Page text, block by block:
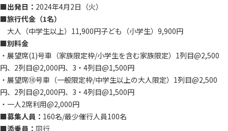
■出発日： 2024年4月2日（火）
■旅行代金（1名）
大人（中学生以上）11,900円子ども（小学生）9,900円
■別料金
・展望席(1)号車（家族限定枠/小学生を含む家族限定）1列目@2,500
円、2列目@2,000円、3・4列目@1,500円
・展望席⑩号車（一般限定枠/中学生以上の大人限定）1列目@2,500
円、2列目@2,000円、3・4列目@1,500円
・一人2席利用@2,000円
■募集人員： 160名/最少催行人員100名
■添乗員： 同行